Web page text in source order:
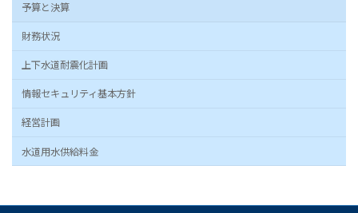
予算と決算
財務状況
上下水道耐震化計画
情報セキュリティ基本方針
経営計画
水道用水供給料金